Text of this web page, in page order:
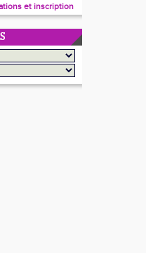
et inscription